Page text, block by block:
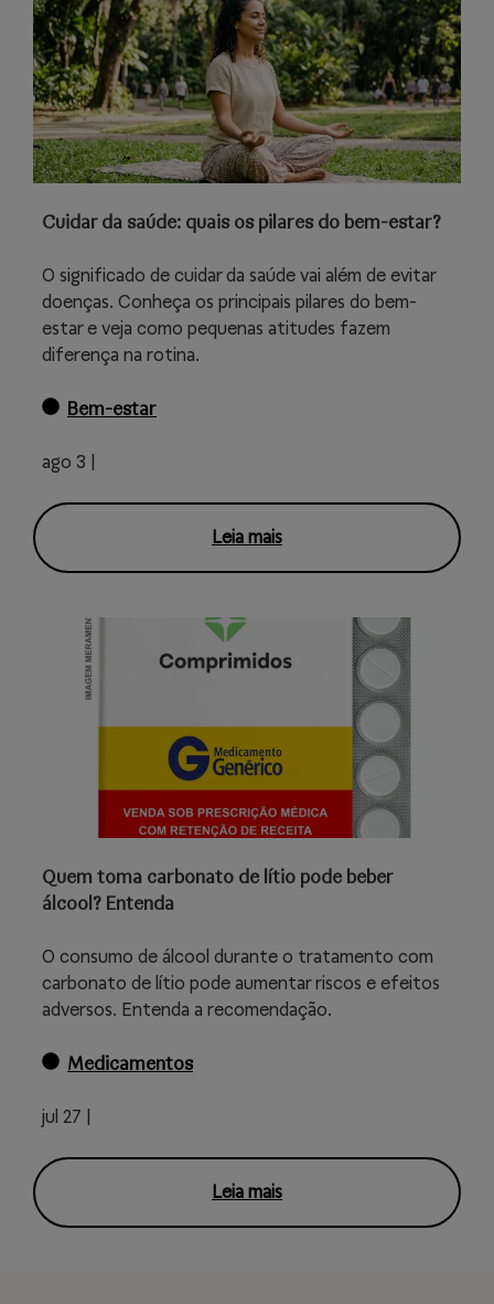
Cuidar da saúde: quais os pilares do bem-estar?
O significado de cuidar da saúde vai além de evitar
doenças. Conheça os principais pilares do bem-
estar e veja como pequenas atitudes fazem
diferença na rotina.
Bem-estar
ago 3 |
Leia mais
Quem toma carbonato de lítio pode beber
álcool? Entenda
O consumo de álcool durante o tratamento com
carbonato de lítio pode aumentar riscos e efeitos
adversos. Entenda a recomendação.
Medicamentos
jul 27 |
Leia mais